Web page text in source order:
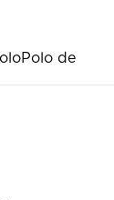
Polo de